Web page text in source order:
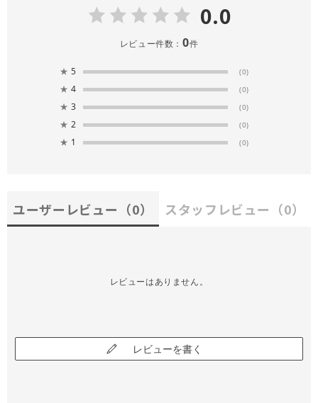
0.0
レビュー件数： 0件
★ 5 (0)
★ 4 (0)
★ 3 (0)
★ 2 (0)
★ 1 (0)
ユーザーレビュー （0） スタッフレビュー （0）
レビューはありません。
レビューを書く